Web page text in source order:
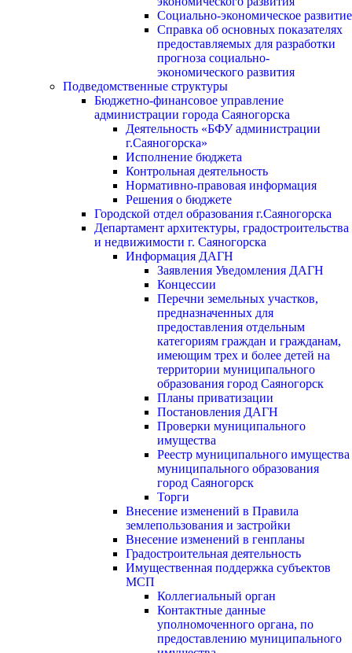
Социально-экономическое развитие
Справка об основных показателях
предоставляемых для разработки
прогноза социально-
экономического развития
Подведомственные структуры
Бюджетно-финансовое управление
администрации города Саяногорска
Деятельность «БФУ администрации
г.Саяногорска»
Исполнение бюджета
Контрольная деятельность
Нормативно-правовая информация
Решения о бюджете
Городской отдел образования г.Саяногорска
Департамент архитектуры, градостроительства
и недвижимости г. Саяногорска
Информация ДАГН
Заявления Уведомления ДАГН
Концессии
Перечни земельных участков,
предназначенных для
предоставления отдельным
категориям граждан и гражданам,
имеющим трех и более детей на
территории муниципального
образования город Саяногорск
Планы приватизации
Постановления ДАГН
Проверки муниципального
имущества
Реестр муниципального имущества
муниципального образования
город Саяногорск
Торги
Внесение изменений в Правила
землепользования и застройки
Внесение изменений в генпланы
Градостроительная деятельность
Имущественная поддержка субъектов
МСП
Коллегиальный орган
Контактные данные
уполномоченного органа, по
предоставлению муниципального